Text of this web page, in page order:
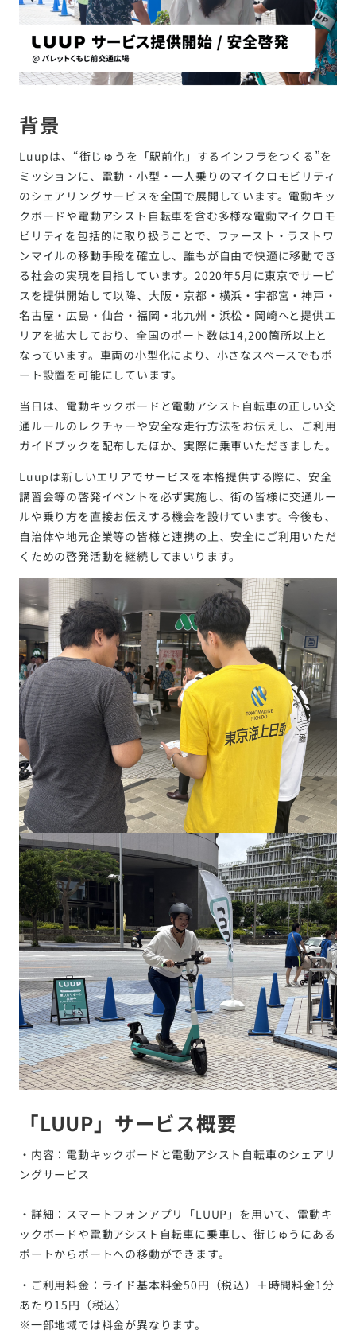
背景
Luupは、“街じゅうを「駅前化」するインフラをつくる”を
ミッションに、電動・小型・一人乗りのマイクロモビリティ
のシェアリングサービスを全国で展開しています。電動キッ
クボードや電動アシスト自転車を含む多様な電動マイクロモ
ビリティを包括的に取り扱うことで、ファースト・ラストワ
ンマイルの移動手段を確立し、誰もが自由で快適に移動でき
る社会の実現を目指しています。2020年5月に東京でサービ
スを提供開始して以降、大阪・京都・横浜・宇都宮・神戸・
名古屋・広島・仙台・福岡・北九州・浜松・岡崎へと提供エ
リアを拡大しており、全国のポート数は14,200箇所以上と
なっています。車両の小型化により、小さなスペースでもポ
ート設置を可能にしています。
当日は、電動キックボードと電動アシスト自転車の正しい交
通ルールのレクチャーや安全な走行方法をお伝えし、ご利用
ガイドブックを配布したほか、実際に乗車いただきました。
Luupは新しいエリアでサービスを本格提供する際に、安全
講習会等の啓発イベントを必ず実施し、街の皆様に交通ルー
ルや乗り方を直接お伝えする機会を設けています。今後も、
自治体や地元企業等の皆様と連携の上、安全にご利用いただ
くための啓発活動を継続してまいります。
「LUUP」サービス概要
・内容：電動キックボードと電動アシスト自転車のシェアリ
ングサービス
・詳細：スマートフォンアプリ「LUUP」を用いて、電動キ
ックボードや電動アシスト自転車に乗車し、街じゅうにある
ポートからポートへの移動ができます。
・ご利用料金：ライド基本料金50円（税込）＋時間料金1分
あたり15円（税込）
※一部地域では料金が異なります。